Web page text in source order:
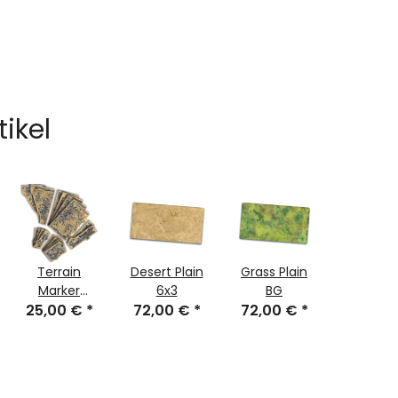
Terrain
Marker
Desert Plain
25,00 € *
Desert Plain
6x3
72,00 € *
Grass Plain
BG
72,00 € *